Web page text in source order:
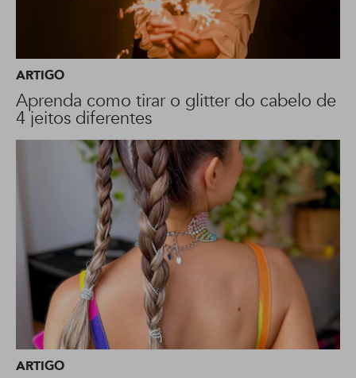
ARTIGO
Aprenda como tirar o glitter do cabelo de
4 jeitos diferentes
ARTIGO